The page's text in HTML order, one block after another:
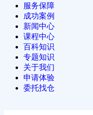
服务保障
成功案例
新闻中心
课程中心
百科知识
专题知识
关于我们
申请体验
委托找仓